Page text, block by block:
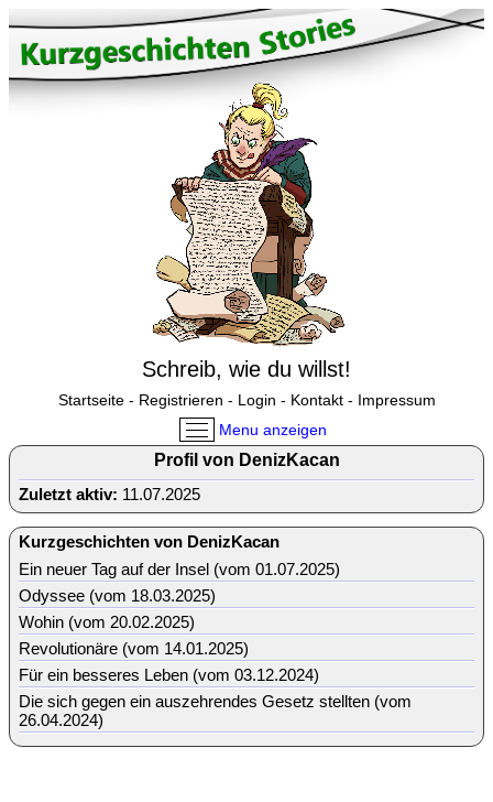
Schreib, wie du willst!
Startseite- Registrieren - Login - Kontakt- Impressum
Menu anzeigen
Profil von DenizKacan
Zuletzt aktiv: 11.07.2025
Kurzgeschichten von DenizKacan
Ein neuer Tag auf der Insel (vom 01.07.2025)
Odyssee (vom 18.03.2025)
Wohin (vom 20.02.2025)
Revolutionäre (vom 14.01.2025)
Für ein besseres Leben (vom 03.12.2024)
Die sich gegen ein auszehrendes Gesetz stellten (vom
26.04.2024)